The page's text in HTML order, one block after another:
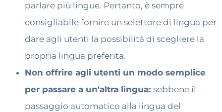
parlare più lingue. Pertanto, è sempre
consigliabile fornire un selettore di lingua per
dare agli utenti la possibilità di scegliere la
propria lingua preferita.
Non offrire agli utenti un modo semplice
per passare a un'altra lingua: sebbene il
passaggio automatico alla lingua del